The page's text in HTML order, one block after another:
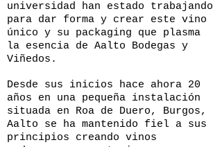
universidad han estado trabajando
para dar forma y crear este vino
único y su packaging que plasma
la esencia de Aalto Bodegas y
Viñedos.
Desde sus inicios hace ahora 20
años en una pequeña instalación
situada en Roa de Duero, Burgos,
Aalto se ha mantenido fiel a sus
principios creando vinos